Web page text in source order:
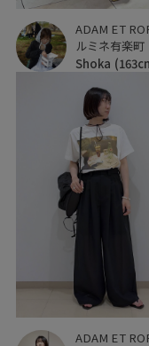
ADAM ET
ルミネ有楽町
Shoka
ADAM ET